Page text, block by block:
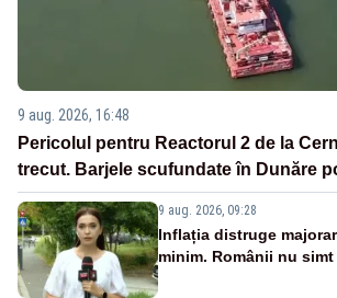
9 aug. 2026, 16:48
Pericolul pentru Reactorul 2 de la
trecut. Barjele scufundate în Dunăre
9 aug. 2026, 09:28
Inflația distruge
minim. Românii nu